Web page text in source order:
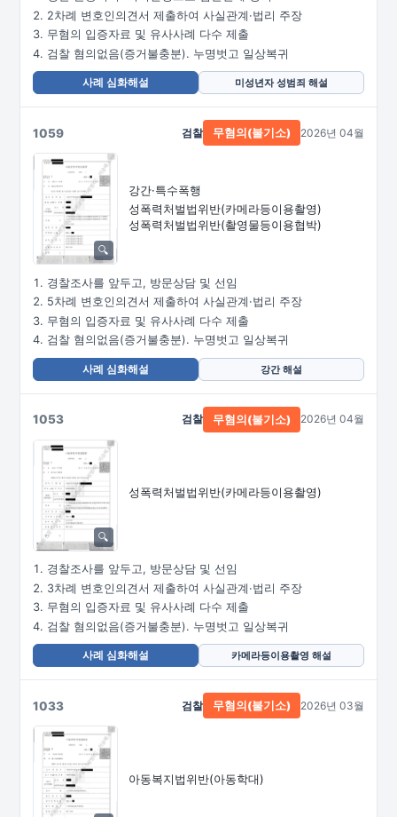
2차례 변호인의견서 제출하여 사실관계·법리 주장
무혐의 입증자료 및 유사사례 다수 제출
검찰 혐의없음(증거불충분). 누명벗고 일상복귀
사례 심화해설 미성년자 성범죄 해설
1059
강간·특수폭행
성폭력처벌법위반(카메라등이용촬영)
성폭력처벌법위반(촬영물등이용협박)
검찰 무혐의(불기소) 2026년 04월
경찰조사를 앞두고, 방문상담 및 선임
5차례 변호인의견서 제출하여 사실관계·법리 주장
무혐의 입증자료 및 유사사례 다수 제출
검찰 혐의없음(증거불충분). 누명벗고 일상복귀
사례 심화해설 강간 해설
1053
성폭력처벌법위반(카메라등이용촬영)
검찰 무혐의(불기소) 2026년 04월
경찰조사를 앞두고, 방문상담 및 선임
3차례 변호인의견서 제출하여 사실관계·법리 주장
무혐의 입증자료 및 유사사례 다수 제출
검찰 혐의없음(증거불충분). 누명벗고 일상복귀
사례 심화해설 카메라등이용촬영 해설
1033
아동복지법위반(아동학대)
검찰 무혐의(불기소) 2026년 03월